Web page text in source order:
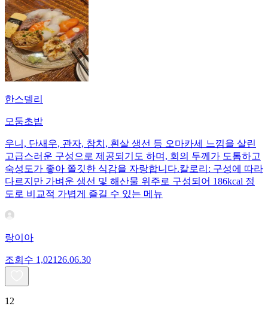
한스델리
모둠초밥
우니, 단새우, 관자, 참치, 흰살 생선 등 오마카세 느낌을 살린
고급스러운 구성으로 제공되기도 하며, 회의 두께가 도톰하고
숙성도가 좋아 쫄깃한 식감을 자랑합니다.칼로리: 구성에 따라
다르지만 가벼운 생선 및 해산물 위주로 구성되어 186kcal 정
도로 비교적 가볍게 즐길 수 있는 메뉴
랑이아
조회수 1,021 26.06.30
12